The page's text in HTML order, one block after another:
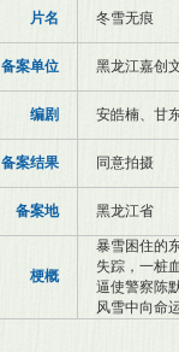
片名 冬雪无痕
备案单位 黑龙江嘉创
编剧 安皓楠、甘
备案结果 同意拍摄
备案地 黑龙江省
梗概
暴雪困住的
失踪，一桩
逼使警察陈
风雪中向命